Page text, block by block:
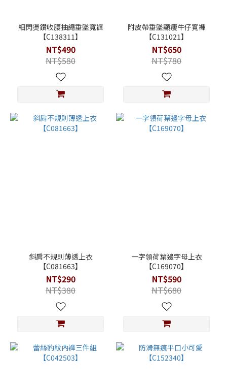
細閃燙鑽收腰抽繩垂墜寬褲
【C138311】
NT$490
NT$580
附皮帶垂墜顯瘦牛仔寬褲
【C131021】
NT$650
NT$780
斜肩不規則薄透上衣
【C081663】
NT$290
NT$380
一字領荷葉邊字母上衣
【C169070】
NT$590
NT$680